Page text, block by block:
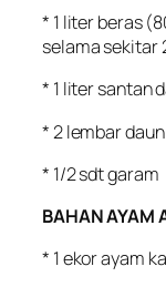
* 1 liter beras
selama sekitar
* 1 liter santan
* 2 lembar
* 1/2 sdt garam
BAHAN AYAM
* 1 ekor ayam